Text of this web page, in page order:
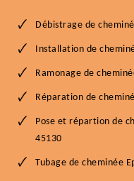
Débistrage de
Installation de
Ramonage de
Réparation de
Pose et répartion de
45130
Tubage de cheminée